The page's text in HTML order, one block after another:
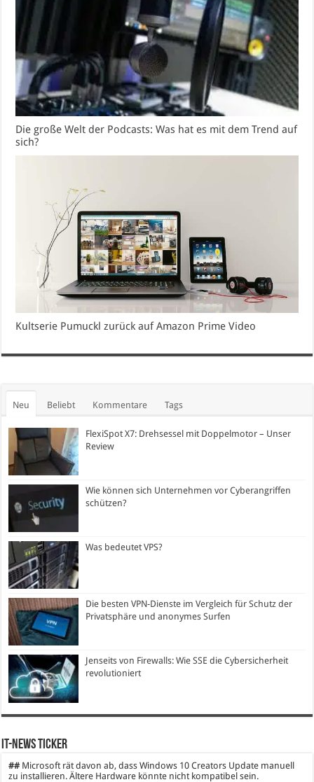
Die große Welt der Podcasts: Was hat es mit dem Trend auf
sich?
Kultserie Pumuckl zurück auf Amazon Prime Video
Neu Beliebt Kommentare Tags
FlexiSpot X7: Drehsessel mit Doppelmotor – Unser
Review
Wie können sich Unternehmen vor Cyberangriffen
schützen?
Was bedeutet VPS?
Die besten VPN-Dienste im Vergleich für Schutz der
Privatsphäre und anonymes Surfen
Jenseits von Firewalls: Wie SSE die Cybersicherheit
revolutioniert
IT-News Ticker
## Microsoft rät davon ab, dass Windows 10 Creators Update manuell
zu installieren. Ältere Hardware könnte nicht kompatibel sein.